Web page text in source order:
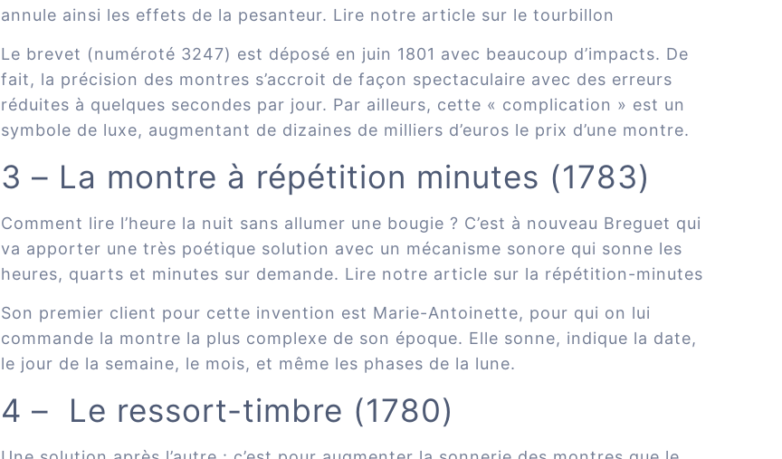
annule ainsi les effets de la pesanteur. Lire notre article sur le tourbillon
Le brevet (numéroté 3247) est déposé en juin 1801 avec beaucoup d’impacts. De
fait, la précision des montres s’accroit de façon spectaculaire avec des erreurs
réduites à quelques secondes par jour. Par ailleurs, cette « complication » est un
symbole de luxe, augmentant de dizaines de milliers d’euros le prix d’une montre.
3 – La montre à répétition minutes (1783)
Comment lire l’heure la nuit sans allumer une bougie ? C’est à nouveau Breguet qui
va apporter une très poétique solution avec un mécanisme sonore qui sonne les
heures, quarts et minutes sur demande. Lire notre article sur la répétition-minutes
Son premier client pour cette invention est Marie-Antoinette, pour qui on lui
commande la montre la plus complexe de son époque. Elle sonne, indique la date,
le jour de la semaine, le mois, et même les phases de la lune.
4 – Le ressort-timbre (1780)